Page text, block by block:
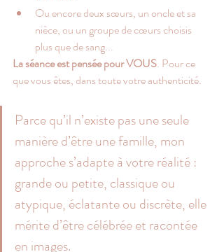
Ou encore deux sœurs, un oncle et sa
nièce, ou un groupe de cœurs choisis
plus que de sang...​
La séance est pensée pour VOUS. Pour ce
que vous êtes, dans toute votre authenticité.
Parce qu’il n’existe pas une seule
manière d’être une famille, mon
approche s’adapte à votre réalité :
grande ou petite, classique ou
atypique, éclatante ou discrète, elle
mérite d’être célébrée et racontée
en images.